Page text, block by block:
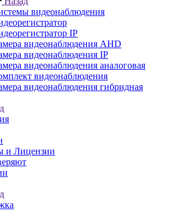
видеонаблюдения
IP
видеонаблюдения AHD
видеонаблюдения IP
видеонаблюдения аналоговая
видеонаблюдения
видеонаблюдения гибридная
и Лицензии